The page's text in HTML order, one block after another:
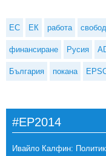
ЕС ЕК работа
финансиране Русия
България покана
#EP2014
Ивайло Калфин: